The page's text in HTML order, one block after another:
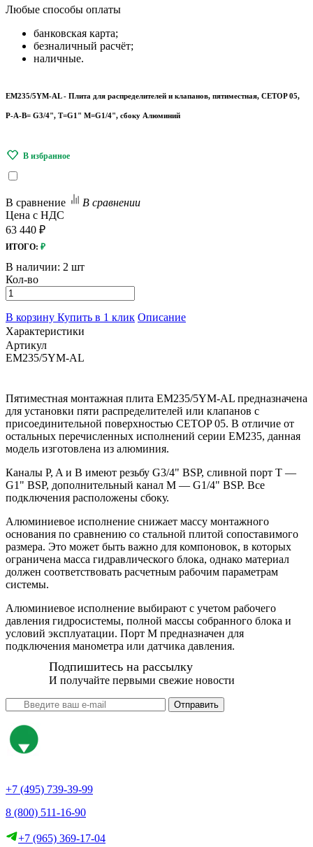
Любые способы оплаты
банковская карта;
безналичный расчёт;
наличные.
EM235/5YM-AL - Плита для распределителей и клапанов, пятиместная, CETOP 05,
P-A-B= G3/4", T=G1" M=G1/4", сбоку Алюминий
В сравнение
В сравнении
Цена с НДС
63 440 ₽
ИТОГО: ₽
В наличии: 2 шт
Кол-во
В корзину Купить в 1 клик Описание
Характеристики
Артикул
EM235/5YM-AL
Пятиместная монтажная плита EM235/5YM-AL предназначена
для установки пяти распределителей или клапанов с
присоединительной поверхностью CETOP 05. В отличие от
остальных перечисленных исполнений серии EM235, данная
модель изготовлена из алюминия.
Каналы P, A и B имеют резьбу G3/4" BSP, сливной порт T —
G1" BSP, дополнительный канал M — G1/4" BSP. Все
подключения расположены сбоку.
Алюминиевое исполнение снижает массу монтажного
основания по сравнению со стальной плитой сопоставимого
размера. Это может быть важно для компоновок, в которых
ограничена масса гидравлического блока, однако материал
должен соответствовать расчетным рабочим параметрам
системы.
Алюминиевое исполнение выбирают с учетом рабочего
давления гидросистемы, полной массы собранного блока и
условий эксплуатации. Порт M предназначен для
подключения манометра или датчика давления.
Подпишитесь на рассылку
И получайте первыми свежие новости
Отправить
+7 (495) 739-39-99
8 (800) 511-16-90
+7 (965) 369-17-04